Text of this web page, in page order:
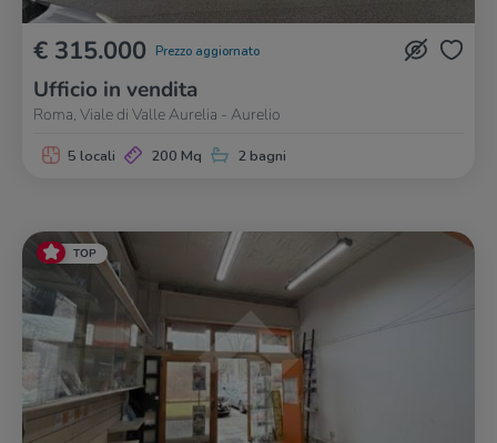
€ 315.000 Prezzo aggiornato
Ufficio in vendita
Roma, Viale di Valle Aurelia - Aurelio
5 locali 200 Mq 2 bagni
TOP